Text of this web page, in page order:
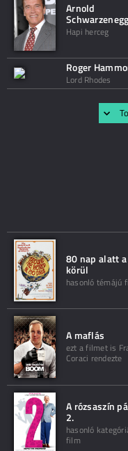
Arnold
Hapi herceg
Roger
Lord Rhodes
80 nap alatt a
körül
hasonló témájú
A maflás
ezt a filmet is
Coraci rendezte
A rózsaszín
2.
hasonló
film